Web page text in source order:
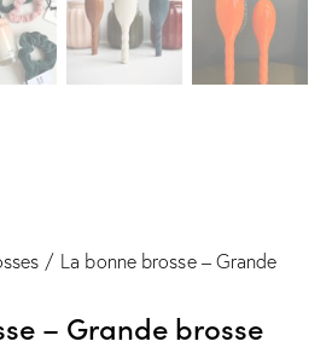
La bonne brosse – Grande
– Grande brosse